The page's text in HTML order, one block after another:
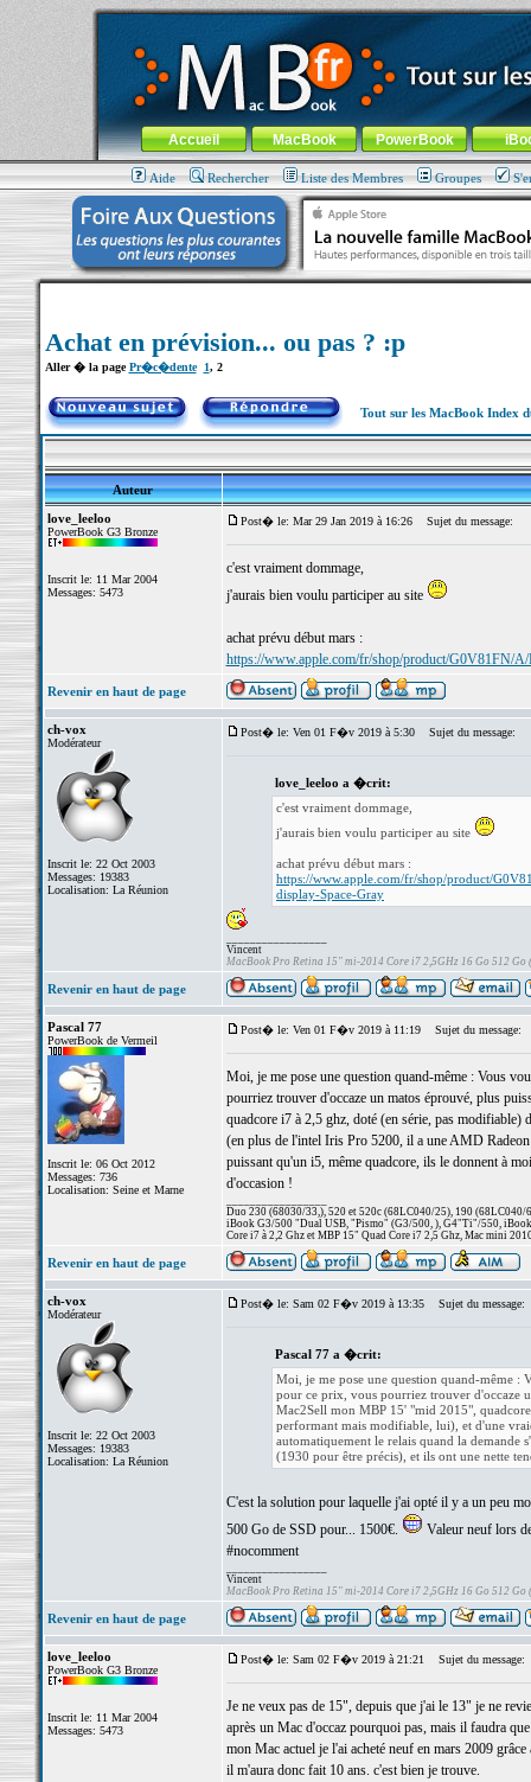
MacBook-fr.com : 100% Apple... 100% nomade !
Aller au contenu-Aller au menu général-Aller au menu de
Menu général
Accueil MacBook PowerBook
Aide Rechercher Liste des Membres Groupes
Achat en prévision... ou pas ? :p
Aller � la pagePr�c�dente 1, 2
Tout sur les MacBook Index
Auteur
love_leeloo
PowerBook G3 Bronze
Inscrit le: 11 Mar 2004
Messages: 5473
Post� le: Mar 29 Jan 2019 à 16:26 Sujet du message:
c'est vraiment dommage,
j'aurais bien voulu participer au site
achat prévu début mars :
https://www.apple.com/fr/shop/product/G0V81FN/
Revenir en haut de page
ch-vox
Modérateur
Inscrit le: 22 Oct 2003
Messages: 19383
Localisation: La Réunion
Post� le: Ven 01 F�v 2019 à 5:30 Sujet du message:
love_leeloo a �crit:
c'est vraiment dommage,
j'aurais bien voulu participer au site
achat prévu début mars :
https://www.apple.com/fr/shop/product/
display-Space-Gray
Vincent
MacBook Pro Retina 15" mi-2014 Core i7 2,5GHz 16 Go 512 Go
Revenir en haut de page
Pascal 77
PowerBook de Vermeil
Inscrit le: 06 Oct 2012
Messages: 736
Localisation: Seine et Marne
Post� le: Ven 01 F�v 2019 à 11:19 Sujet du message:
Moi, je me pose une question quand-même : Vous
pourriez trouver d'occaze un matos éprouvé, plus
quadcore i7 à 2,5 ghz, doté (en série, pas
(en plus de l'intel Iris Pro 5200, il a une AMD
puissant qu'un i5, même quadcore, ils le donnent à
d'occasion !
Duo 230 (68030/33,), 520 et 520c (68LC040/25), 190 (68LC040/
iBook G3/500 "Dual USB, "Pismo" (G3/500, ), G4"Ti"/550,
Core i7 à 2,2 Ghz et MBP 15" Quad Core i7 2,5 Ghz, Mac mini
Revenir en haut de page
ch-vox
Modérateur
Inscrit le: 22 Oct 2003
Messages: 19383
Localisation: La Réunion
Post� le: Sam 02 F�v 2019 à 13:35 Sujet du message:
Pascal 77 a �crit:
Moi, je me pose une question quand-même :
pour ce prix, vous pourriez trouver d'occaze
Mac2Sell mon MBP 15' "mid 2015",
performant mais modifiable, lui), et d'une
automatiquement le relais quand la demande
(1930 pour être précis), et ils ont une nette
C'est la solution pour laquelle j'ai opté il y a un peu
500 Go de SSD pour... 1500€.
Valeur neuf lors
#nocomment
Vincent
MacBook Pro Retina 15" mi-2014 Core i7 2,5GHz 16 Go 512 Go
Revenir en haut de page
love_leeloo
PowerBook G3 Bronze
Inscrit le: 11 Mar 2004
Messages: 5473
Post� le: Sam 02 F�v 2019 à 21:21 Sujet du message:
Je ne veux pas de 15", depuis que j'ai le 13" je ne
après un Mac d'occaz pourquoi pas, mais il faudra
mon Mac actuel je l'ai acheté neuf en mars 2009 grâce
il m'aura donc fait 10 ans. c'est bien je trouve.